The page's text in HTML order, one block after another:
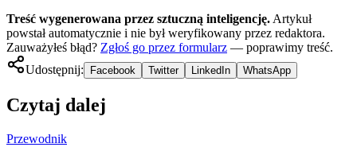
Treść wygenerowana przez sztuczną inteligencję. Artykuł
powstał automatycznie i nie był weryfikowany przez redaktora.
Zauważyłeś błąd? Zgłoś go przez formularz — poprawimy treść.
Udostępnij:
Facebook Twitter LinkedIn WhatsApp
Czytaj dalej
Przewodnik